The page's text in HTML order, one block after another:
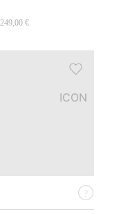
249,00 €
ICON